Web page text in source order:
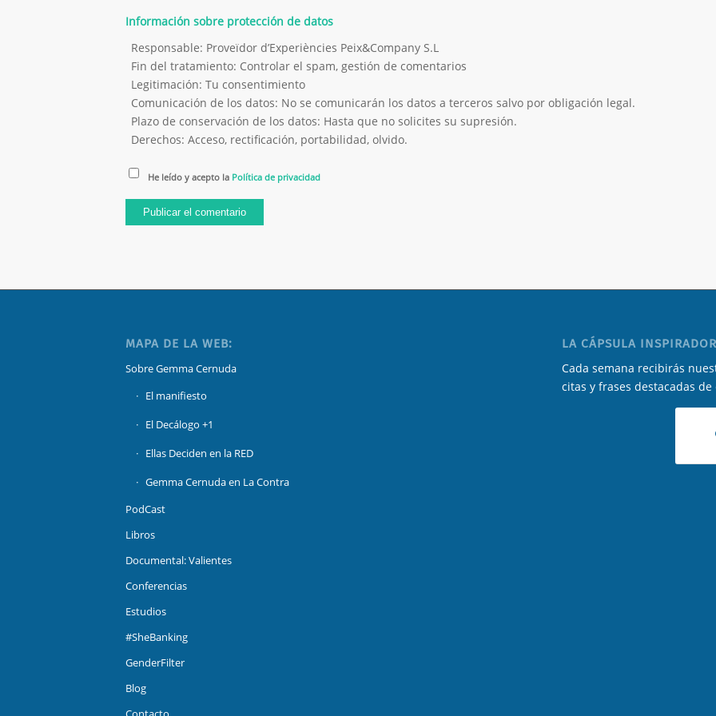
Información sobre protección de datos
Responsable: Proveïdor d’Experiències Peix&Company S.L
Fin del tratamiento: Controlar el spam, gestión de comentarios
Legitimación: Tu consentimiento
Comunicación de los datos: No se comunicarán los datos a terceros salvo por obligación legal.
Plazo de conservación de los datos: Hasta que no solicites su supresión.
Derechos: Acceso, rectificación, portabilidad, olvido.
He leído y acepto la Política de privacidad
MAPA DE LA WEB:
Sobre Gemma Cernuda
El manifiesto
El Decálogo +1
Ellas Deciden en la RED
Gemma Cernuda en La Contra
PodCast
Libros
Documental: Valientes
Conferencias
Estudios
#SheBanking
GenderFilter
Blog
LA CÁPSULA
Cada semana recibirás
citas y frases destacadas